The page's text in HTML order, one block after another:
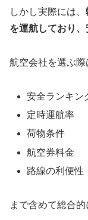
しかし実際には、
を運航しており、
航空会社を選ぶ際
安全ランキン
定時運航率
荷物条件
航空券料金
路線の利便性
まで含めて総合